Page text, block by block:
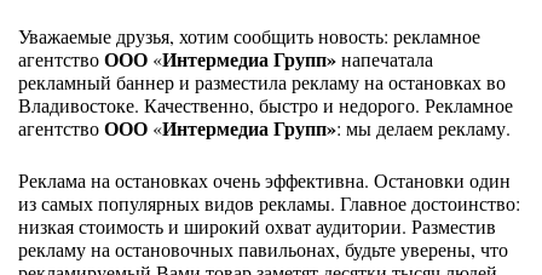
Уважаемые друзья, хотим сообщить новость: рекламное
агентствоООО «Интермедиа Групп»напечатала
рекламный баннер и разместила рекламу на остановках во
Владивостоке. Качественно, быстро и недорого. Рекламное
агентствоООО «Интермедиа Групп»: мы делаем рекламу.
Реклама на остановках очень эффективна. Остановки один
из самых популярных видов рекламы. Главное достоинство:
низкая стоимость и широкий охват аудитории. Разместив
рекламу на остановочных павильонах, будьте уверены, что